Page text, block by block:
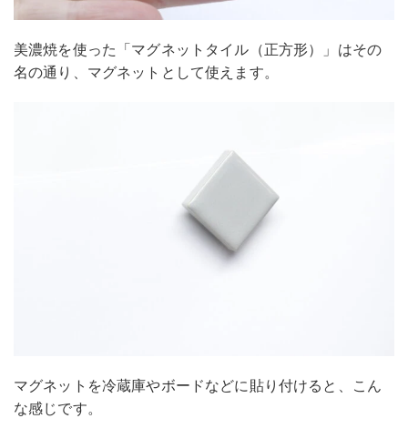
美濃焼を使った「マグネットタイル（正方形）」はその
名の通り、マグネットとして使えます。
マグネットを冷蔵庫やボードなどに貼り付けると、こん
な感じです。